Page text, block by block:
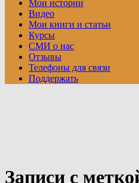
Мои истории
Видео
Мои книги и статьи
Курсы
СМИ о нас
Отзывы
Телефоны для связи
Поддержать
Записи с